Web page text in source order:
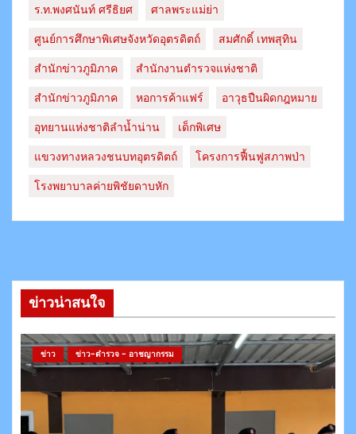
ร.ท.พงศนันท์ ศรีธิยศ
ศาลพระแม่ย่า
ศูนย์การศึกษาพิเศษจังหวัดอุตรดิตถ์
สมศักดิ์ เทพสุทิน
สำนักข่าวภูมิภาค
สำนักงานตำรวจแห่งชาติ
สํานักข่าวภูมิภาค
หอการค้าแฟร์
อาวุธปืนผิดกฎหมาย
อุทยานแห่งชาติลำน้ำน่าน
เด็กพิเศษ
แขวงทางหลวงชนบทอุตรดิตถ์​
โครงการฟื้นฟูสภาพป่า
โรงพยาบาลค่ายพิชัยดาบหัก
ข่าวน่าสนใจ
ข่าว ข่าว-ตำรวจ - อาชญากรรม